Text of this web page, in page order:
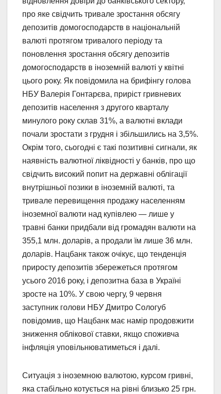
про яке свідчить тривале зростання обсягу
депозитів домогосподарств в національній
валюті протягом тривалого періоду та
поновлення зростання обсягу депозитів
домогосподарств в іноземній валюті у квітні
цього року. Як повідомила на брифінгу голова
НБУ Валерія Гонтарєва, приріст гривневих
депозитів населення з другого кварталу
минулого року склав 31%, а валютні вклади
почали зростати з грудня і збільшились на 3,5%.
Окрім того, сьогодні є такі позитивні сигнали, як
наявність валютної ліквідності у банків, про що
свідчить високий попит на державні облігації
внутрішньої позики в іноземній валюті, та
тривале перевищення продажу населенням
іноземної валюти над купівлею — лише у
травні банки придбали від громадян валюти на
355,1 млн. доларів, а продали їм лише 36 млн.
доларів. Нацбанк також очікує, що тенденція
приросту депозитів збережеться протягом
усього 2016 року, і депозитна база в Україні
зросте на 10%. У свою чергу, 9 червня
заступник голови НБУ Дмитро Сологуб
повідомив, що Нацбанк має намір продовжити
зниження облікової ставки, якщо споживча
інфляція уповільнюватиметься і далі.
Ситуація з іноземною валютою, курсом гривні,
яка стабільно котується на рівні близько 25 грн.